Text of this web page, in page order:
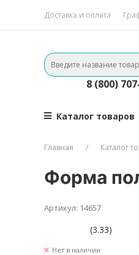
Доставка и оплата
8 (800)
Каталог товаров
Главная Каталог
Форма
Артикул: 14657
(3.33)
Нет в наличии